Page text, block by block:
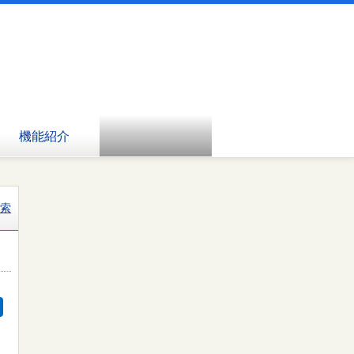
機能紹介